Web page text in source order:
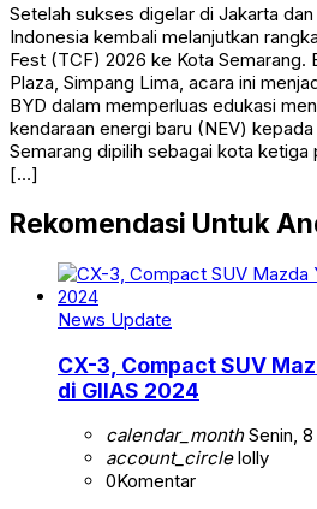
Setelah sukses digelar di Jakarta
Indonesia kembali melanjutkan
Fest (TCF) 2026 ke Kota Semarang.
Plaza, Simpang Lima, acara ini
BYD dalam memperluas edukasi
kendaraan energi baru (NEV)
Semarang dipilih sebagai kota ketiga
[…]
Rekomendasi Untuk
News Update
CX-3, Compact SUV
di GIIAS 2024
calendar_monthSenin, 8
account_circlelolly
0Komentar